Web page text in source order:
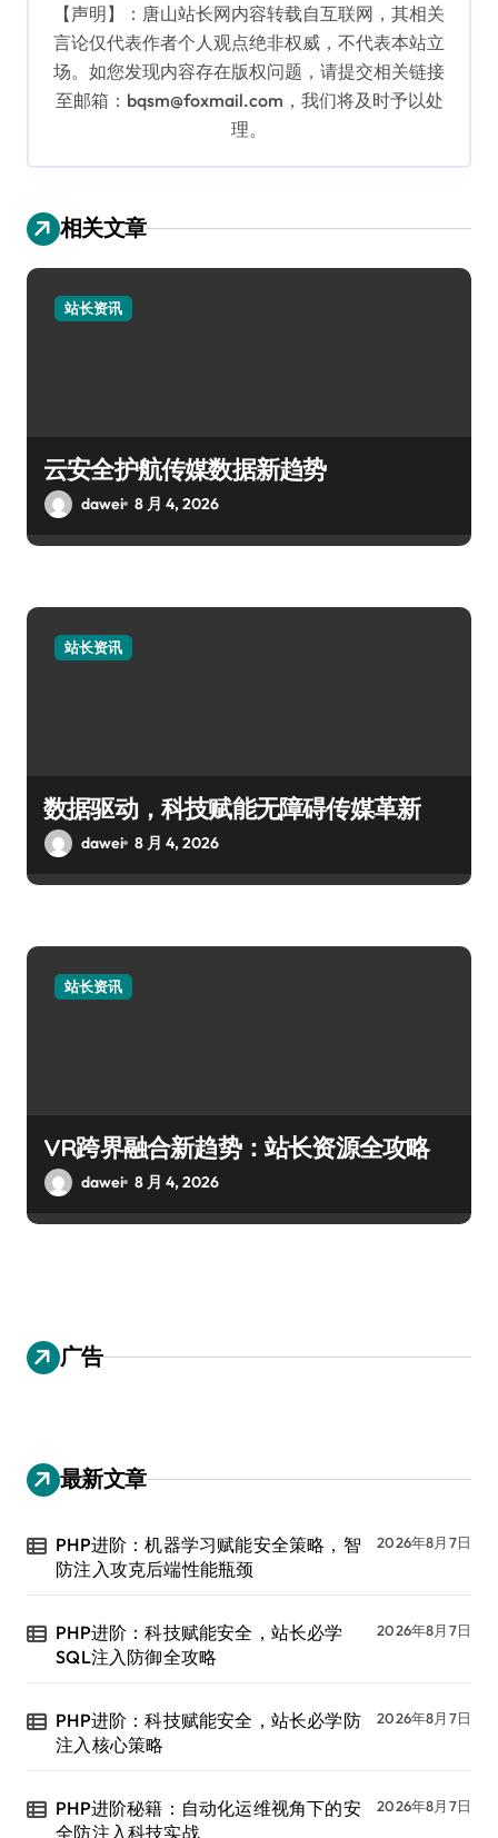
【声明】：唐山站长网内容转载自互联网，其相关
言论仅代表作者个人观点绝非权威，不代表本站立
场。如您发现内容存在版权问题，请提交相关链接
至邮箱：bqsm@foxmail.com，我们将及时予以处
理。
相关文章
站长资讯
云安全护航传媒数据新趋势
dawei 8 月 4, 2026
站长资讯
数据驱动，科技赋能无障碍传媒革新
dawei 8 月 4, 2026
站长资讯
VR跨界融合新趋势：站长资源全攻略
dawei 8 月 4, 2026
广告
最新文章
PHP进阶：机器学习赋能安全策略，智
防注入攻克后端性能瓶颈
2026年8月7日
PHP进阶：科技赋能安全，站长必学
SQL注入防御全攻略
2026年8月7日
PHP进阶：科技赋能安全，站长必学防
注入核心策略
2026年8月7日
PHP进阶秘籍：自动化运维视角下的安
全防注入科技实战
2026年8月7日